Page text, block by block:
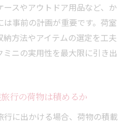
ースやアウトドア用品など、か
事前の計画が重要です。荷室
方法やアイテムの選定を工夫
ニの実用性を最大限に引き出
行の荷物は積めるか
行に出かける場合、荷物の積載